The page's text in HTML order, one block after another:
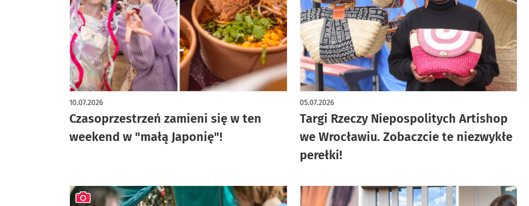
Czasoprzestrzeń zamieni się w ten
weekend w "małą Japonię"!
10.07.2026
Targi Rzeczy Niepospolitych Artishop
we Wrocławiu. Zobaczcie te niezwykłe
perełki!
05.07.2026
artykuł z galerią zdjęć